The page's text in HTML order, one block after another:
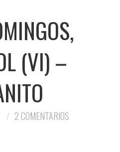
(VI) –
2 COMENTARIOS